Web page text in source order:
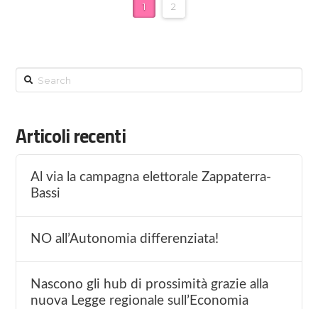
1 2
Search
Articoli recenti
Al via la campagna elettorale Zappaterra-
Bassi
NO all’Autonomia differenziata!
Nascono gli hub di prossimità grazie alla
nuova Legge regionale sull’Economia